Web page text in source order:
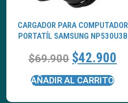
CARGADOR PARA COMPUTADOR
PORTATÍL SAMSUNG NP530U3B
$69.900 $42.900
AÑADIR AL CARRITO